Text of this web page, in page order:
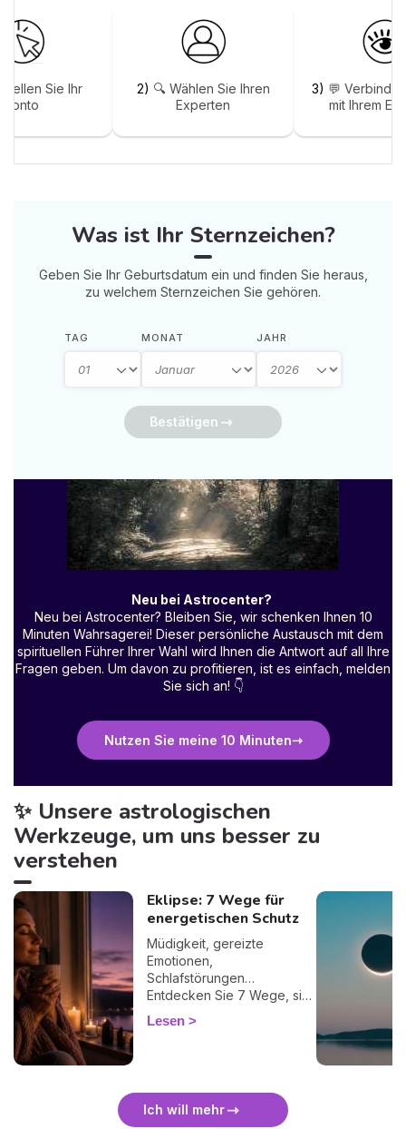
Sie Ihr
Konto
2) 🔍 Wählen Sie Ihren
Experten
3) 💬
mit Ihrem
Was ist Ihr Sternzeichen?
Geben Sie Ihr Geburtsdatum ein und finden Sie heraus,
zu welchem Sternzeichen Sie gehören.
TAG MONAT JAHR
Bestätigen
Neu bei Astrocenter?
Neu bei Astrocenter? Bleiben Sie, wir schenken Ihnen 10
Minuten Wahrsagerei! Dieser persönliche Austausch mit dem
spirituellen Führer Ihrer Wahl wird Ihnen die Antwort auf all Ihre
Fragen geben. Um davon zu profitieren, ist es einfach, melden
Sie sich an! 👇
Nutzen Sie meine 10 Minuten
✨ Unsere astrologischen
Werkzeuge, um uns besser zu
verstehen
Eklipse: 7 Wege für
energetischen Schutz
Müdigkeit, gereizte
Emotionen,
Schlafstörungen…
Entdecken Sie 7 Wege, sich
bei einer Finsternis
energetisch zu schützen
Lesen
Ich will mehr